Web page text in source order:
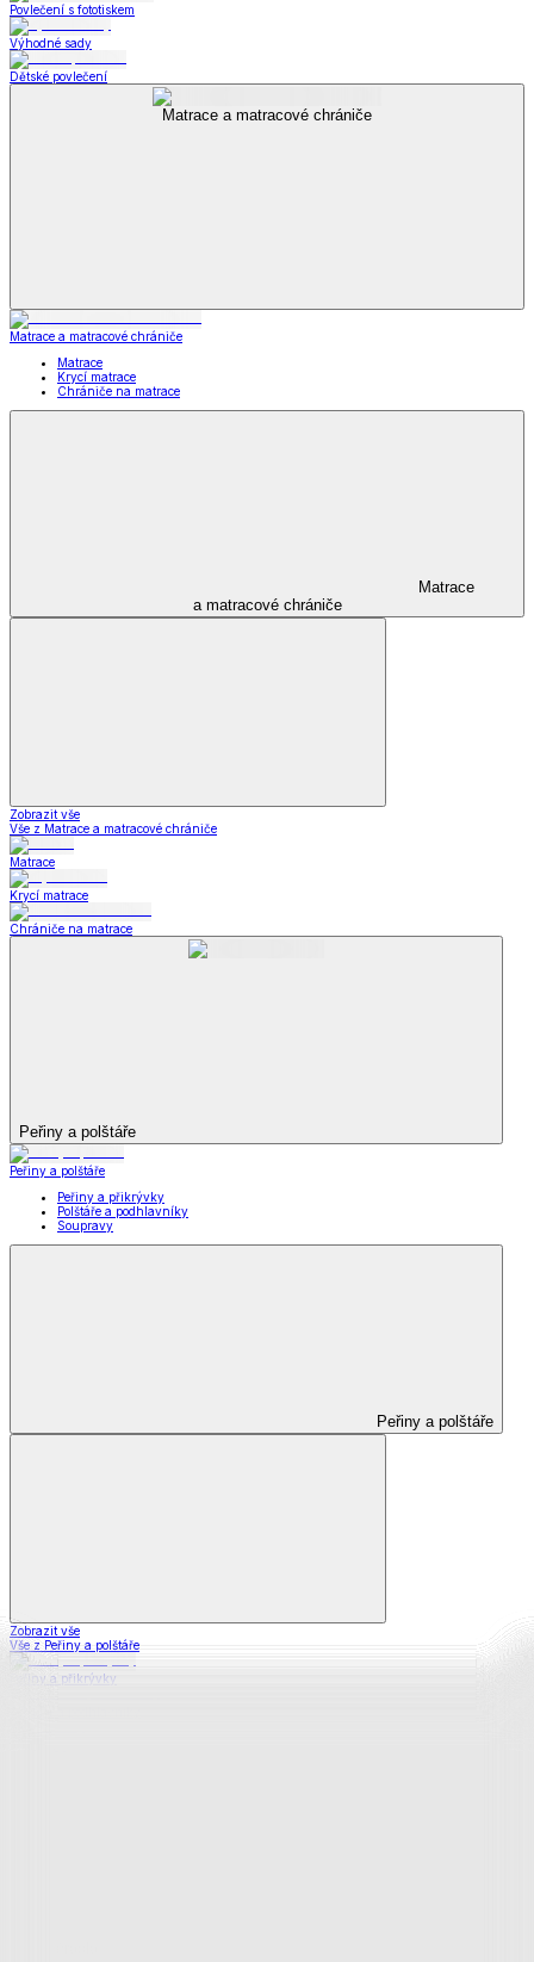
Povlečení s fototiskem
Výhodné sady
Dětské povlečení
Matrace a matracové chrániče
Matrace a matracové chrániče
Matrace
Krycí matrace
Chrániče na matrace
Matrace
a matracové chrániče
Zobrazit vše
Vše z Matrace a matracové chrániče
Matrace
Krycí matrace
Chrániče na matrace
Peřiny a polštáře
Peřiny a polštáře
Peřiny a přikrývky
Polštáře a podhlavníky
Soupravy
Peřiny a polštáře
Zobrazit vše
Vše z Peřiny a polštáře
Peřiny a přikrývky